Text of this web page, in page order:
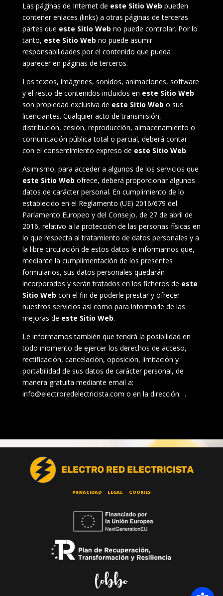
Las páginas de Internet de este Sitio Web pueden
contener enlaces (links) a otras páginas de terceras
partes que este Sitio Web no puede controlar. Por lo
tanto, este Sitio Web no puede asumir
responsabilidades por el contenido que pueda
aparecer en páginas de terceros.
Los textos, imágenes, sonidos, animaciones, software
y el resto de contenidos incluidos en este Sitio Web
son propiedad exclusiva de este Sitio Web o sus
licenciantes. Cualquier acto de transmisión,
distribución, cesión, reproducción, almacenamiento o
comunicación pública total o parcial, deberá contar
con el consentimiento expreso de este Sitio Web.
Asimismo, para acceder a algunos de los servicios que
este Sitio Web ofrece, deberá proporcionar algunos
datos de carácter personal. En cumplimiento de lo
establecido en el Reglamento (UE) 2016/679 del
Parlamento Europeo y del Consejo, de 27 de abril de
2016, relativo a la protección de las personas físicas en
lo que respecta al tratamiento de datos personales y a
la libre circulación de estos datos le informamos que,
mediante la cumplimentación de los presentes
formularios, sus datos personales quedarán
incorporados y serán tratados en los ficheros de este
Sitio Web con el fin de poderle prestar y ofrecer
nuestros servicios así como para informarle de las
mejoras de este Sitio Web.
Le informamos también que tendrá la posibilidad en
todo momento de ejercer los derechos de acceso,
rectificación, cancelación, oposición, limitación y
portabilidad de sus datos de carácter personal, de
manera gratuita mediante email a:
info@electroredelectricista.com o en la dirección: .
PRIVACIDAD LEGAL COOKIES